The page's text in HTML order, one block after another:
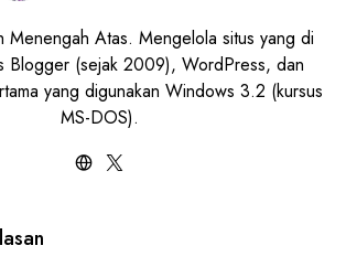
Menengah Atas. Mengelola situs yang di
Blogger (sejak 2009), WordPress, dan
yang digunakan Windows 3.2 (kursus
MS-DOS).